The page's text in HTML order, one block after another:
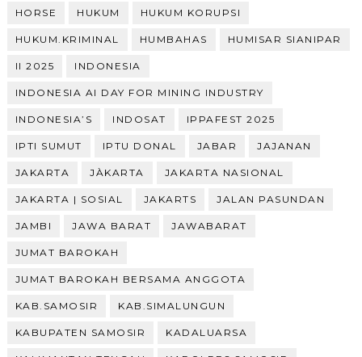
HORSE HUKUM HUKUM KORUPSI
HUKUM.KRIMINAL HUMBAHAS HUMISAR SIANIPAR
II 2025 INDONESIA
INDONESIA AI DAY FOR MINING INDUSTRY
INDONESIA’S INDOSAT IPPAFEST 2025
IPTI SUMUT IPTU DONAL JABAR JAJANAN
JAKARTA JÀKARTA JAKARTA NASIONAL
JAKARTA | SOSIAL JAKARTS JALAN PASUNDAN
JAMBI JAWA BARAT JAWABARAT
JUMAT BAROKAH
JUMAT BAROKAH BERSAMA ANGGOTA
KAB.SAMOSIR KAB.SIMALUNGUN
KABUPATEN SAMOSIR KADALUARSA